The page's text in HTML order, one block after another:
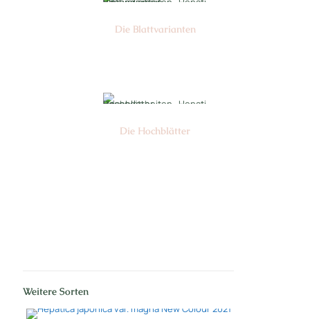
Die Blattvarianten
Die Hochblätter
Weitere Sorten